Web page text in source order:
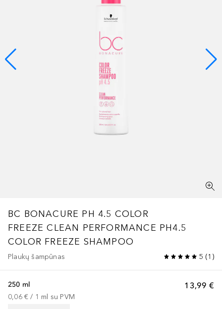
BC BONACURE PH 4.5 COLOR
FREEZE CLEAN PERFORMANCE PH4.5
COLOR FREEZE SHAMPOO
Plaukų šampūnas 5 (1 )
13,99 €
250 ml
0,06 € / 1 ml su PVM